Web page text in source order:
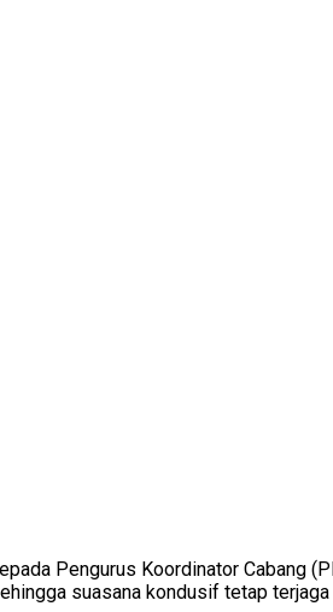
Pengurus Koordinator Cabang
suasana kondusif tetap terjaga